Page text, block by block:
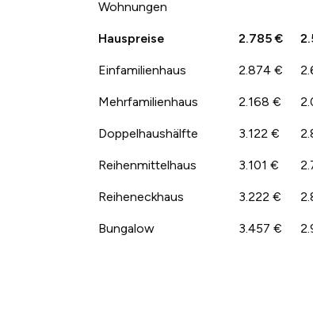
Wohnungen
Hauspreise 2.785 €
Einfamilienhaus 2.874 €
Mehrfamilienhaus 2.168 €
Doppelhaushälfte 3.122 €
Reihenmittelhaus 3.101 €
Reiheneckhaus 3.222 €
Bungalow 3.457 €